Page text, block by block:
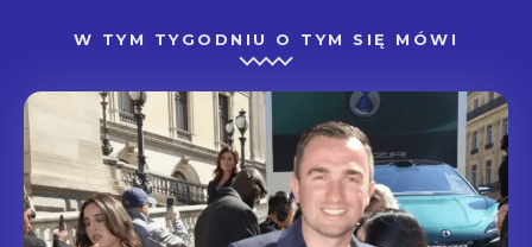
W TYM TYGODNIU O TYM SIĘ MÓWI